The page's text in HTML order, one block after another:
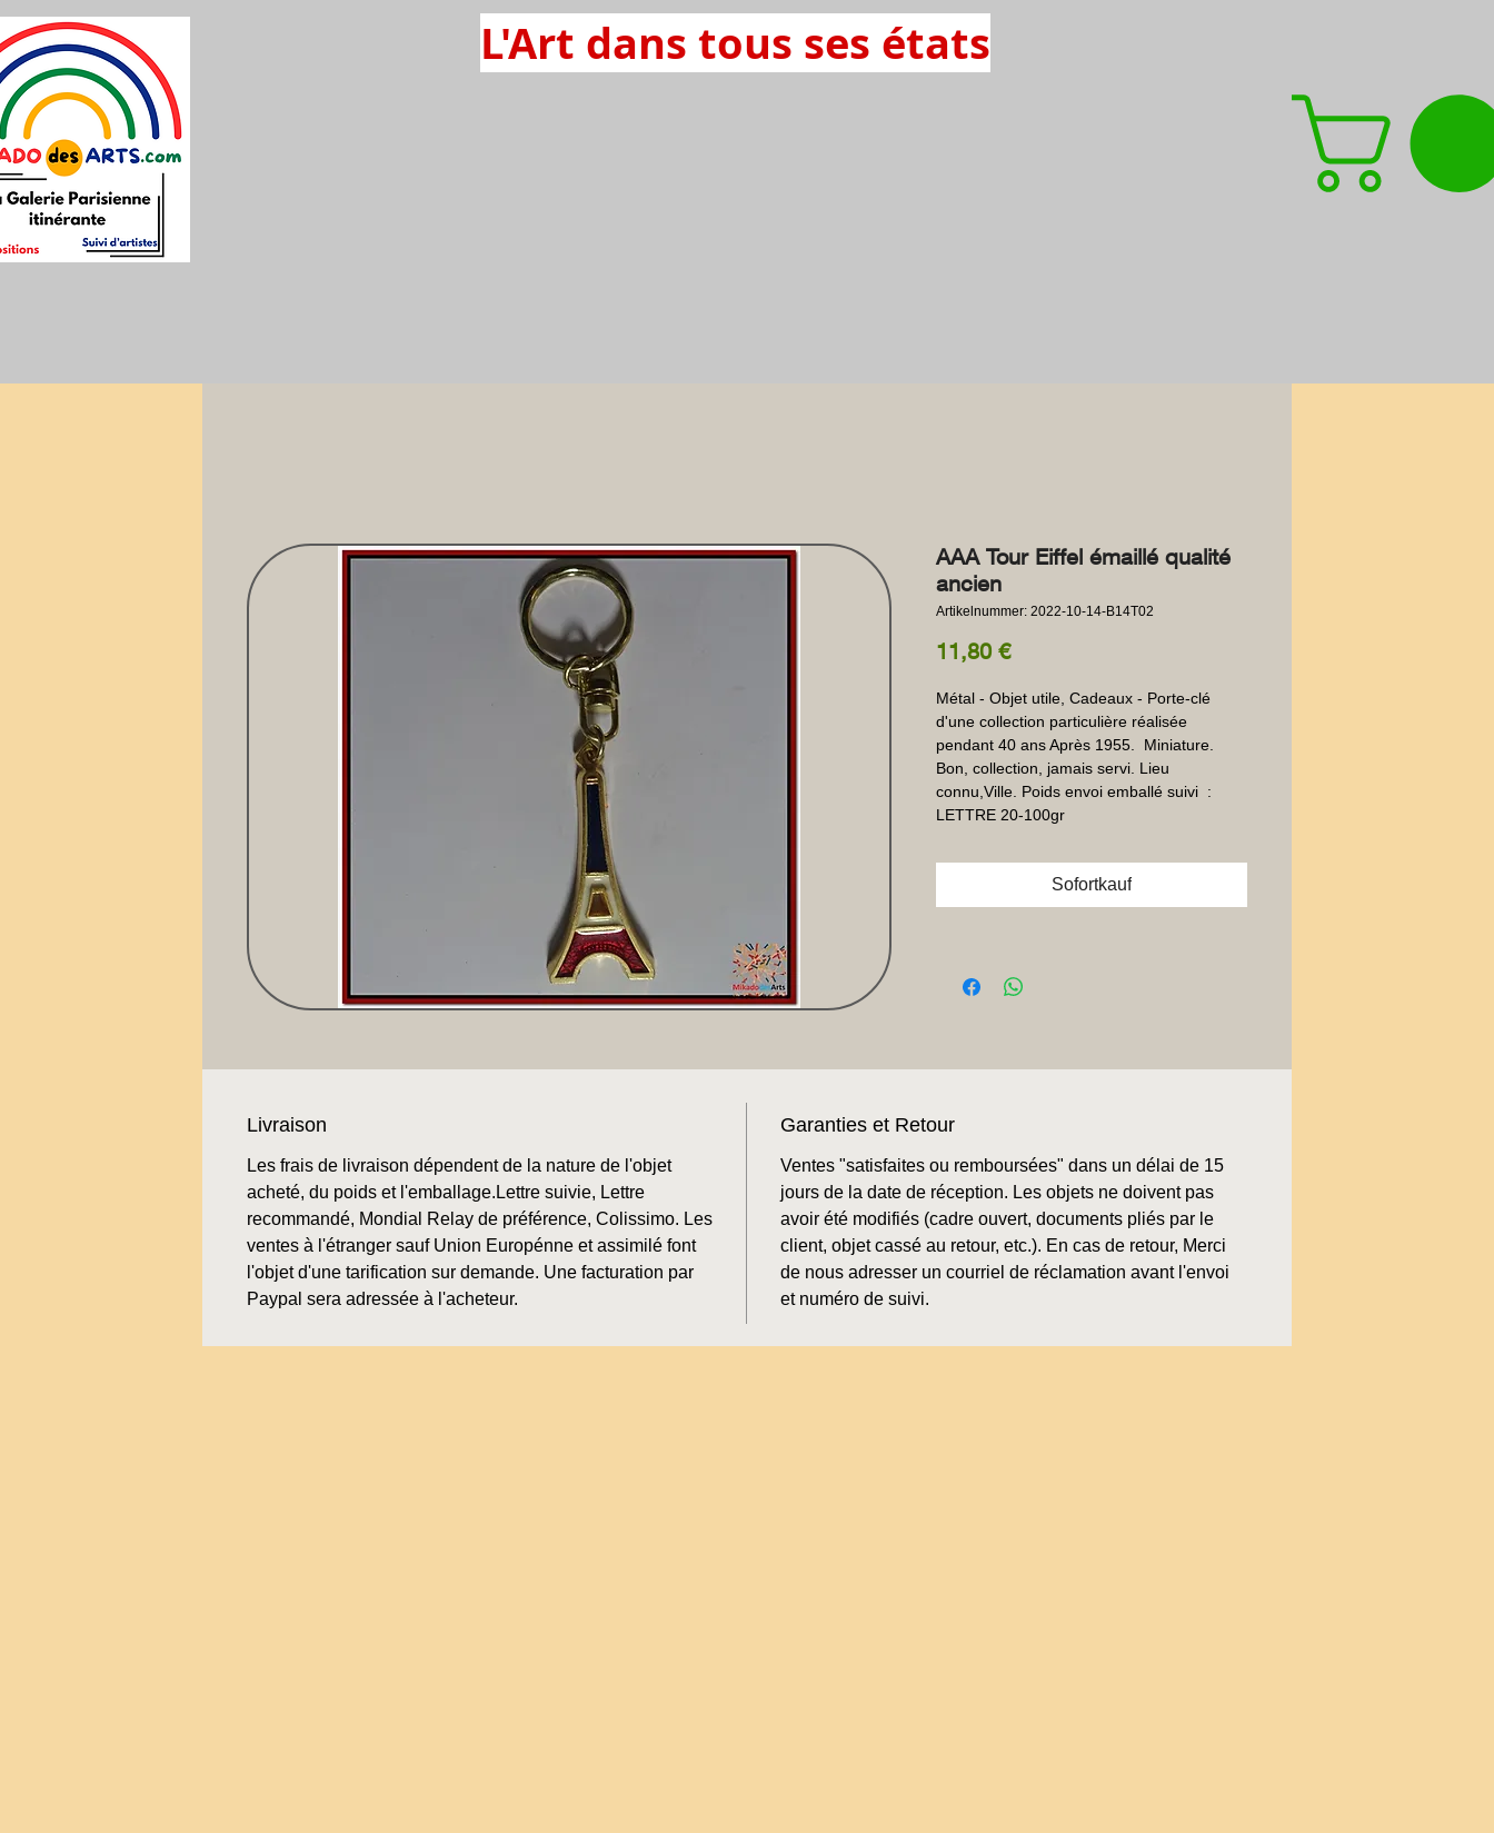
L'Art dans tous ses états
AAA Tour Eiffel émaillé qualité
ancien
Artikelnummer: 2022-10-14-B14T02
11,80 €Preis
Métal - Objet utile, Cadeaux - Porte-clé
d'une collection particulière réalisée
pendant 40 ans Après 1955.  Miniature.
Bon, collection, jamais servi. Lieu
connu,Ville. Poids envoi emballé suivi  :
LETTRE 20-100gr
Sofortkauf
Livraison
Les frais de livraison dépendent de la nature de l'objet
acheté, du poids et l'emballage.Lettre suivie, Lettre
recommandé, Mondial Relay de préférence, Colissimo. Les
ventes à l'étranger sauf Union Europénne et assimilé font
l'objet d'une tarification sur demande. Une facturation par
Paypal sera adressée à l'acheteur.
Garanties et Retour
Ventes "satisfaites ou remboursées" dans un délai de 15
jours de la date de réception. Les objets ne doivent pas
avoir été modifiés (cadre ouvert, documents pliés par le
client, objet cassé au retour, etc.). En cas de retour, Merci
de nous adresser un courriel de réclamation avant l'envoi
et numéro de suivi.